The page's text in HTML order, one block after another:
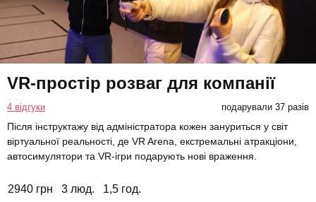
VR-простір розваг для компанії
4 відгуки подарували 37 разів
Після інструктажу від адміністратора кожен зануриться у світ
віртуальної реальності, де VR Arena, екстремальні атракціони,
автосимулятори та VR-ігри подарують нові враження.
2940 грн 3 люд. 1,5 год.